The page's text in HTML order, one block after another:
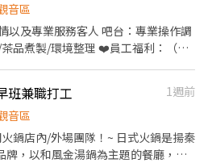
音區
以及專業服務客人 吧台：專業操作調
境整理 ❤️員工福利：（優
班兼職打工
1週前
音區
鍋店內/外場團隊！~ 日式火鍋是揚秦
牌，以和風金湯鍋為主題的餐廳，期